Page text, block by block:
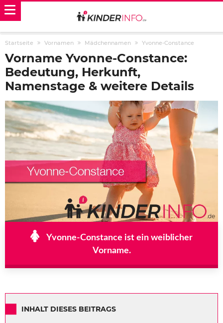
Startseite Vornamen Mädchennamen Yvonne-Constance
Vorname Yvonne-Constance:
Bedeutung, Herkunft,
Namenstage & weitere Details
Yvonne-Constance ist ein weiblicher
Vorname.
INHALT DIESES BEITRAGS